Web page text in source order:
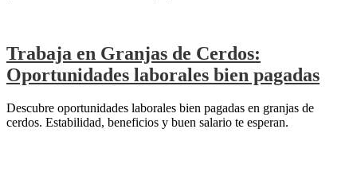
Trabaja en Granjas de Cerdos:
Oportunidades laborales bien pagadas
Descubre oportunidades laborales bien pagadas en granjas de
cerdos. Estabilidad, beneficios y buen salario te esperan.